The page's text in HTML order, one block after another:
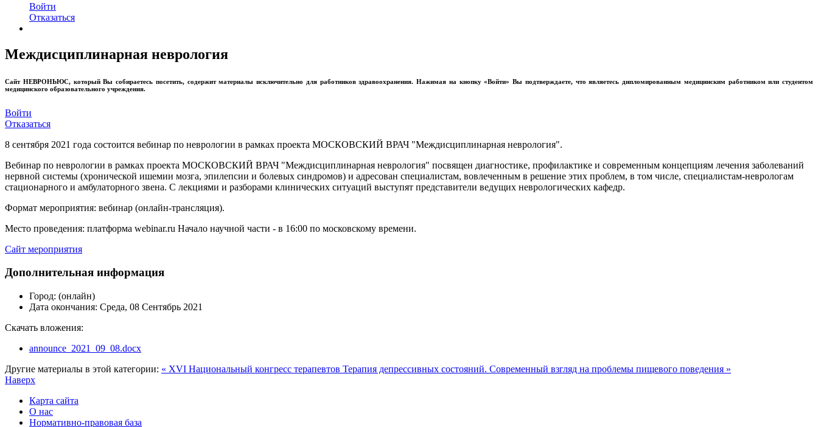
Войти
Отказаться
Междисциплинарная неврология
Сайт НЕВРОНЬЮС, который Вы собираетесь посетить, содержит материалы исключительно для работников здравоохранения. Нажимая на кнопку «Войти» Вы подтверждаете, что являетесь дипломированным медицинским работником или студентом
медицинского образовательного учреждения.
Войти
Отказаться
8 сентября 2021 года состоится вебинар по неврологии в рамках проекта МОСКОВСКИЙ ВРАЧ "Междисциплинарная неврология".
Вебинар по неврологии в рамках проекта МОСКОВСКИЙ ВРАЧ "Междисциплинарная неврология" посвящен диагностике, профилактике и современным концепциям лечения заболеваний
нервной системы (хронической ишемии мозга, эпилепсии и болевых синдромов) и адресован специалистам, вовлеченным в решение этих проблем, в том числе, специалистам-неврологам
стационарного и амбулаторного звена. С лекциями и разборами клинических ситуаций выступят представители ведущих неврологических кафедр.
Формат мероприятия: вебинар (онлайн-трансляция).
Место проведения: платформа webinar.ru Начало научной части - в 16:00 по московскому времени.
Сайт мероприятия
Дополнительная информация
Город: (онлайн)
Дата окончания: Среда, 08 Сентябрь 2021
Скачать вложения:
announce_2021_09_08.docx
Другие материалы в этой категории: « XVI Национальный конгресс терапевтов Терапия депрессивных состояний. Современный взгляд на проблемы пищевого поведения »
Наверх
Карта сайта
О нас
Нормативно-правовая база